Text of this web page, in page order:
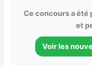
Ce concours a été
et
Voir les